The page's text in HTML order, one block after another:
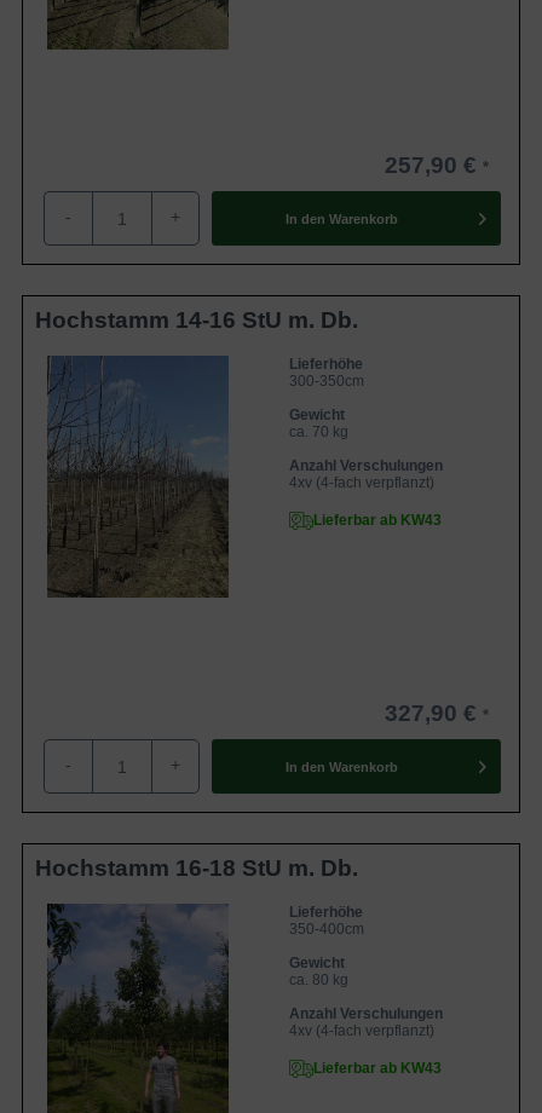
257,90 €
- + In den Warenkorb
Hochstamm 14-16 StU m. Db.
Lieferhöhe
300-350cm
Gewicht
ca. 70 kg
Anzahl Verschulungen
4xv (4-fach verpflanzt)
Lieferbar ab KW43
327,90 €
- + In den Warenkorb
Hochstamm 16-18 StU m. Db.
Lieferhöhe
350-400cm
Gewicht
ca. 80 kg
Anzahl Verschulungen
4xv (4-fach verpflanzt)
Lieferbar ab KW43